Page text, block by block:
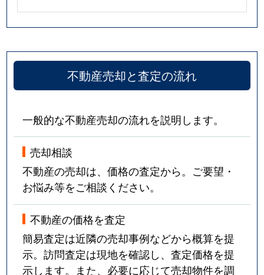
不動産売却と査定の流れ
一般的な不動産売却の流れを説明します。
売却相談
不動産の売却は、価格の査定から。ご要望・
お悩み等をご相談ください。
不動産の価格を査定
簡易査定は近隣の売却事例などから概算を提
示。訪問査定は現地を確認し、査定価格を提
示します。また、必要に応じて売却物件を調